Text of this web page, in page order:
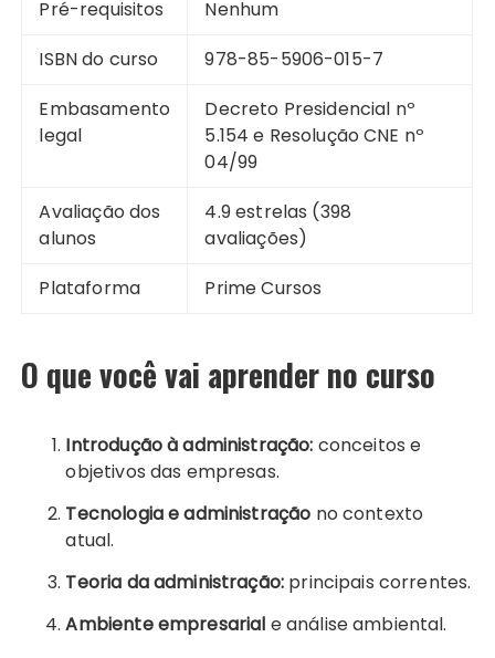
Pré-requisitos
Nenhum
ISBN do curso
978-85-5906-015-7
Embasamento
legal
Decreto Presidencial nº
5.154 e Resolução CNE nº
04/99
Avaliação dos
alunos
4.9 estrelas (398
avaliações)
Plataforma
Prime Cursos
O que você vai aprender no curso
Introdução à administração: conceitos e
objetivos das empresas.
Tecnologia e administração no contexto
atual.
Teoria da administração: principais correntes.
Ambiente empresarial e análise ambiental.